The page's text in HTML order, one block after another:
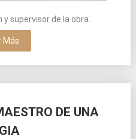
y supervisor de la obra.
Más
DE UNA